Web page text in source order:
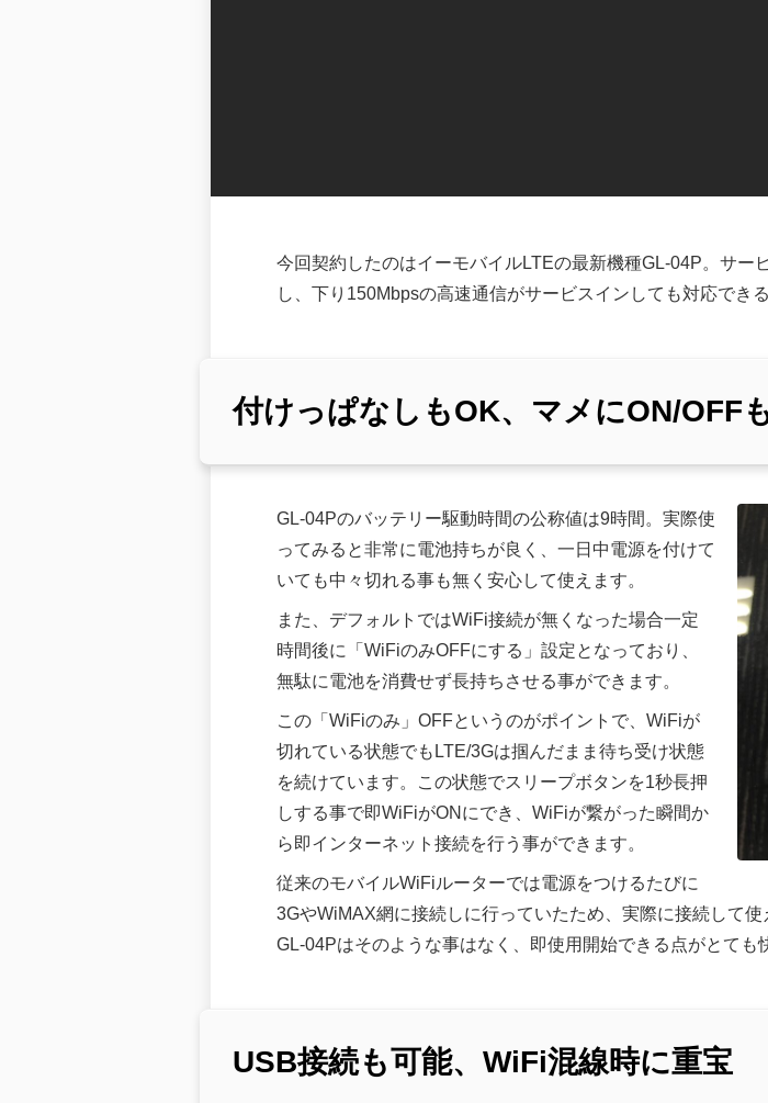
今回契約したのはイーモバイルLTEの最新機種GL-04P。サ
し、下り150Mbpsの高速通信がサービスインしても対応できる
付けっぱなしもOK、マメにON/OFF
GL-04Pのバッテリー駆動時間の公称値は9時間。実際使
ってみると非常に電池持ちが良く、一日中電源を付けて
いても中々切れる事も無く安心して使えます。
また、デフォルトではWiFi接続が無くなった場合一定
時間後に「WiFiのみOFFにする」設定となっており、
無駄に電池を消費せず長持ちさせる事ができます。
この「WiFiのみ」OFFというのがポイントで、WiFiが
切れている状態でもLTE/3Gは掴んだまま待ち受け状態
を続けています。この状態でスリープボタンを1秒長押
しする事で即WiFiがONにでき、WiFiが繋がった瞬間か
ら即インターネット接続を行う事ができます。
従来のモバイルWiFiルーターでは電源をつけるたびに
3GやWiMAX網に接続しに行っていたため、実際に接続して
GL-04Pはそのような事はなく、即使用開始できる点がとても
USB接続も可能、WiFi混線時に重宝